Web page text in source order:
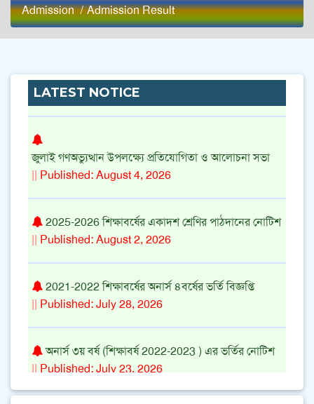
Admission/Admission Result
LATEST NOTICE
2025)ফরম পূরণেরি নোটিশ
||Published: August 5, 2026
জুলাই গণঅভ্যুত্থান উপলক্ষ্যে প্রতিযোগিতা ও আলোচনা সভা
|| Published: August 4, 2026
2025-2026 শিক্ষাবর্ষের একাদশ শ্রেণির পাঠদানের নোটিশ
|| Published: August 2, 2026
2021-2022 শিক্ষাবর্ষের অনার্স ৪বর্ষের ভর্তি বিজ্ঞপ্তি
|| Published: July 28, 2026
অনার্স ৩য় বর্ষ (শিক্ষাবর্ষ 2022-2023 ) এর ভর্তির নোটিশ
|| Published: July 23, 2026